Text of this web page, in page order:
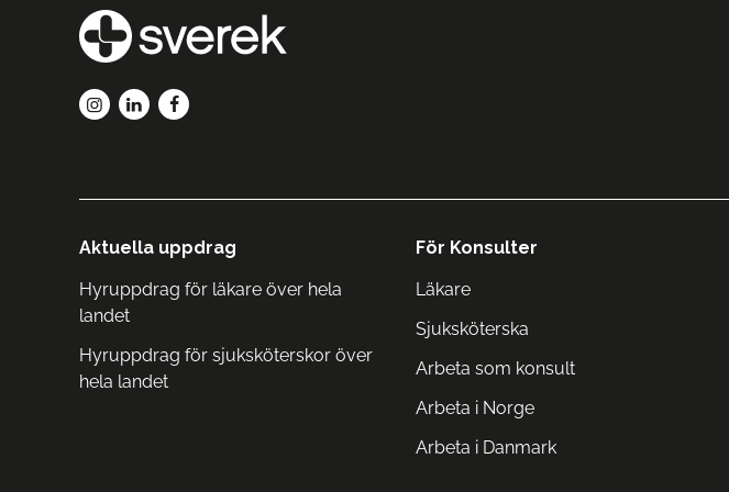
Aktuella uppdrag
Hyruppdrag för läkare över hela
landet
Hyruppdrag för sjuksköterskor över
hela landet
För Konsulter
Läkare
Sjuksköterska
Arbeta som konsult
Arbeta i Norge
Arbeta i Danmark